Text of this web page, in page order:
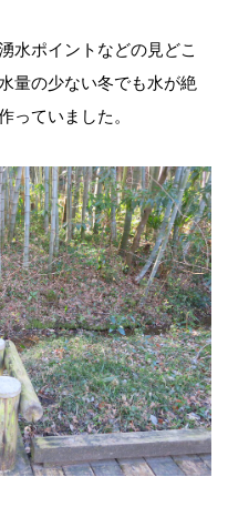
水ポイントなどの見どこ
量の少ない冬でも水が絶
っていました。